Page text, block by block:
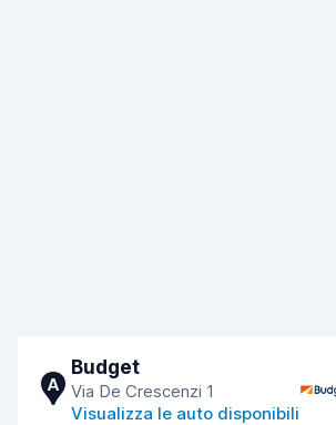
A
Budget
Via De Crescenzi 1
Visualizza le auto disponibili